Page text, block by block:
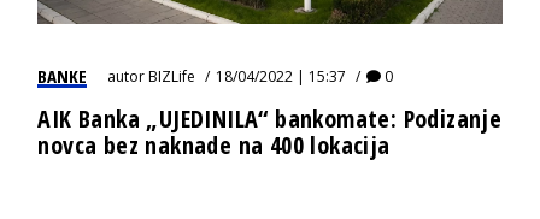
BANKE autorBIZLife 18/04/2022 | 15:37 0
AIK Banka „UJEDINILA“ bankomate: Podizanje
novca bez naknade na 400 lokacija